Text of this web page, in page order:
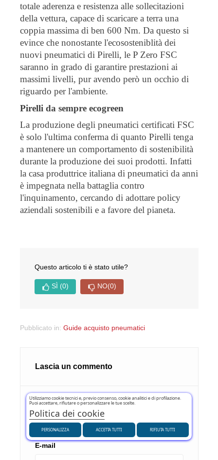
totale aderenza e resistenza alle sollecitazioni
della vettura, capace di scaricare a terra una
coppia massima di ben 600 Nm. Da questo si
evince che nonostante l'ecososteniblità dei
nuovi pneumatici di Pirelli, le P Zero FSC
saranno in grado di garantire prestazioni ai
massimi livelli, pur avendo però un occhio di
riguardo per l'ambiente.
Pirelli da sempre ecogreen
La produzione degli pneumatici certificati FSC
è solo l'ultima conferma di quanto Pirelli tenga
a mantenere un comportamento di sostenibilità
durante la produzione dei suoi prodotti. Infatti
la casa produttrice italiana di pneumatici da anni
è impegnata nella battaglia contro
l'inquinamento, cercando di adottare policy
aziendali sostenibili e a favore del pianeta.
Questo articolo ti è stato utile?
SÌ (0) NO(0)
Pubblicato in: Guide acquisto pneumatici
Lascia un commento
Nome
E-mail
Utilizziamo cookie tecnici e, previo consenso, cookie analitici e di profilazione.
Puoi accettare, rifiutare o personalizzare le tue scelte.
Politica dei cookie
PERSONALIZZA RIFIUTA TUTTI
ACCETTA TUTTI